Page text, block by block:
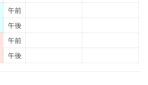
午前
午後
午前
午後